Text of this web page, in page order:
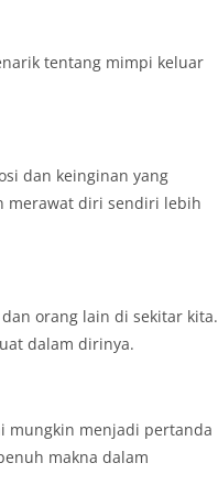
tentang mimpi keluar
dan keinginan yang
merawat diri sendiri lebih
orang lain di sekitar kita.
dalam dirinya.
mungkin menjadi pertanda
makna dalam